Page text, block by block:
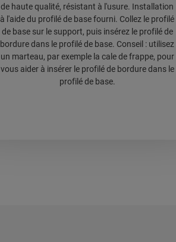
de haute qualité, résistant à l'usure. Installation
à l'aide du profilé de base fourni. Collez le profilé
de base sur le support, puis insérez le profilé de
bordure dans le profilé de base. Conseil : utilisez
un marteau, par exemple la cale de frappe, pour
vous aider à insérer le profilé de bordure dans le
profilé de base.